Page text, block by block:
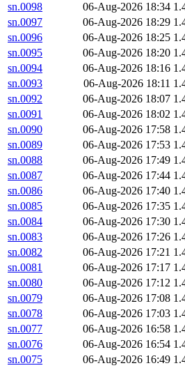
sn.0098
06-Aug-2026 18:34
sn.0097
06-Aug-2026 18:29
sn.0096
06-Aug-2026 18:25
sn.0095
06-Aug-2026 18:20
sn.0094
06-Aug-2026 18:16
sn.0093
06-Aug-2026 18:11
sn.0092
06-Aug-2026 18:07
sn.0091
06-Aug-2026 18:02
sn.0090
06-Aug-2026 17:58
sn.0089
06-Aug-2026 17:53
sn.0088
06-Aug-2026 17:49
sn.0087
06-Aug-2026 17:44
sn.0086
06-Aug-2026 17:40
sn.0085
06-Aug-2026 17:35
sn.0084
06-Aug-2026 17:30
sn.0083
06-Aug-2026 17:26
sn.0082
06-Aug-2026 17:21
sn.0081
06-Aug-2026 17:17
sn.0080
06-Aug-2026 17:12
sn.0079
06-Aug-2026 17:08
sn.0078
06-Aug-2026 17:03
sn.0077
06-Aug-2026 16:58
sn.0076
06-Aug-2026 16:54
sn.0075
06-Aug-2026 16:49